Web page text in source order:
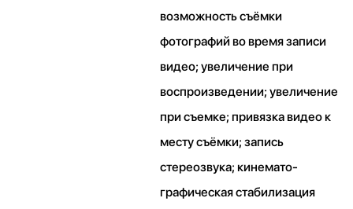
возможность съёмки
фотографий во время записи
видео; увеличение при
воспроизведении; увеличение
при съемке; привязка видео к
месту съёмки; запись
стереозвука; кинемато­
графическая стабилизация